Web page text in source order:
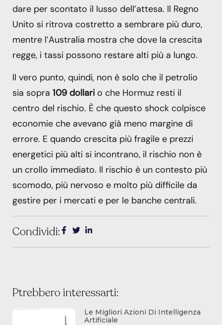
dare per scontato il lusso dell’attesa. Il Regno
Unito si ritrova costretto a sembrare più duro,
mentre l’Australia mostra che dove la crescita
regge, i tassi possono restare alti più a lungo.
Il vero punto, quindi, non è solo che il petrolio
sia sopra 109 dollari o che Hormuz resti il
centro del rischio. È che questo shock colpisce
economie che avevano già meno margine di
errore. E quando crescita più fragile e prezzi
energetici più alti si incontrano, il rischio non è
un crollo immediato. Il rischio è un contesto più
scomodo, più nervoso e molto più difficile da
gestire per i mercati e per le banche centrali.
Condividi:
Ptrebbero interessarti:
Le Migliori Azioni Di Intelligenza
Artificiale